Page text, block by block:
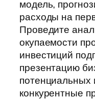
модель,
расходы на
Проведите
окупаемости
инвестиций
презентацию
потенциальных
конкурентные